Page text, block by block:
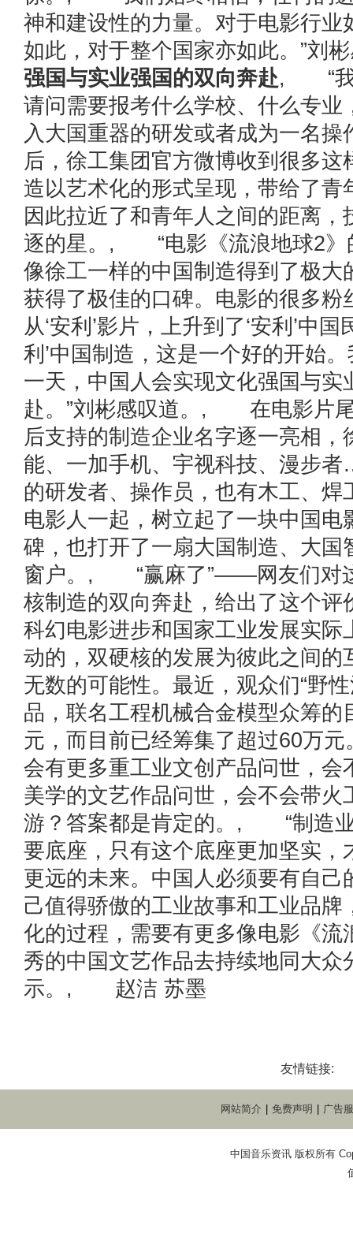
神和建设性的力量。对于电影行业
如此，对于整个国家亦如此。”刘
强国与实业强国的双向奔赴, “我
请问需要报考什么学校、什么专业
入大国重器的研发或者成为一名操
后，徐工集团官方微博收到很多这
造以艺术化的形式呈现，带给了青
因此拉近了和青年人之间的距离，
逐的星。, “电影《流浪地球2》
像徐工一样的中国制造得到了极大
获得了极佳的口碑。电影的很多粉
从‘安利’影片，上升到了‘安利’中国
利’中国制造，这是一个好的开始
一天，中国人会实现文化强国与实
赴。”刘彬感叹道。, 在电影片
后支持的制造企业名字逐一亮相，
能、一加手机、宇视科技、漫步
的研发者、操作员，也有木工、焊
电影人一起，树立起了一块中国电
碑，也打开了一扇大国制造、大国
窗户。, “赢麻了”——网友们对
核制造的双向奔赴，给出了这个评
科幻电影进步和国家工业发展实际
动的，双硬核的发展为彼此之间的
无数的可能性。最近，观众们“野
品，联名工程机械合金模型众筹的
元，而目前已经筹集了超过60
会有更多重工业文创产品问世，会
美学的文艺作品问世，会不会带火
游？答案都是肯定的。, “制造
要底座，只有这个底座更加坚实，
更远的未来。中国人必须要有自己
己值得骄傲的工业故事和工业品牌
化的过程，需要有更多像电影《流
秀的中国文艺作品去持续地同大众
示。, 赵洁 苏墨
友情链接:
网站简介 免费声明 广告
中国音乐资讯 版权所有